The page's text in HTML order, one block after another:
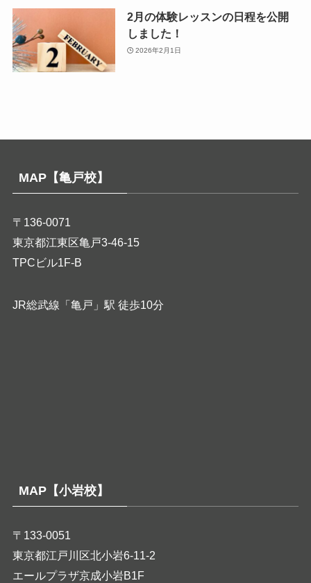
2月の体験レッスンの日程を公開
しました！
2026年2月1日
MAP【亀戸校】
〒136-0071
東京都江東区亀戸3-46-15
TPCビル1F-B
JR総武線「亀戸」駅 徒歩10分
MAP【小岩校】
〒133-0051
東京都江戸川区北小岩6-11-2
エールプラザ京成小岩B1F